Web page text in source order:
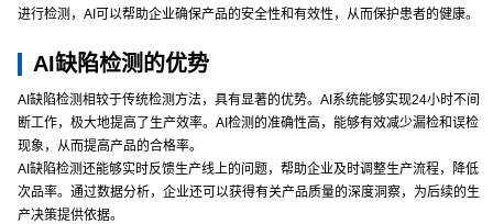
进行检测，AI可以帮助企业确保产品的安全性和有效性，从而保护患者的健康。
AI缺陷检测的优势
AI缺陷检测相较于传统检测方法，具有显著的优势。AI系统能够实现24小时不间
断工作，极大地提高了生产效率。AI检测的准确性高，能够有效减少漏检和误检
现象，从而提高产品的合格率。
AI缺陷检测还能够实时反馈生产线上的问题，帮助企业及时调整生产流程，降低
次品率。通过数据分析，企业还可以获得有关产品质量的深度洞察，为后续的生
产决策提供依据。